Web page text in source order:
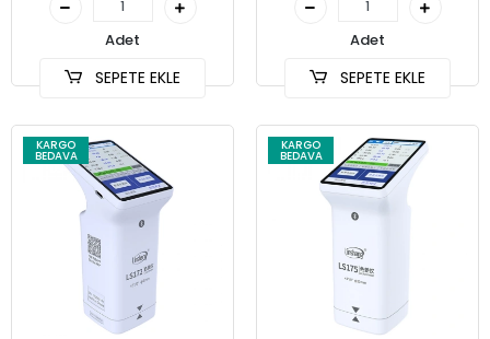
Adet
SEPETE EKLE
Adet
SEPETE EKLE
KARGO
BEDAVA
KARGO
BEDAVA